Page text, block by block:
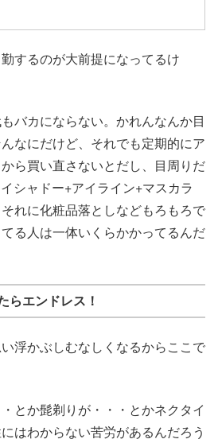
するのが大前提になってるけ
バカにならない。かれんなんか目
なにだけど、それでも定期的にア
ら買い直さないとだし、目周りだ
シャドー+アイライン+マスカラ
れに化粧品落としなどもろもろで
る人は一体いくらかかってるんだ
らエンドレス！
浮かぶしむなしくなるからここで
とか髭剃りが・・・とかネクタイ
はわからない苦労があるんだろう